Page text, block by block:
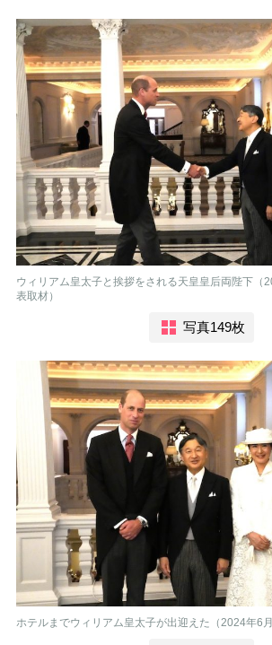
ウィリアム皇太子と挨拶をされる天皇皇后両陛下（
表取材）
写真149枚
ホテルまでウィリアム皇太子が出迎えた（2024年6